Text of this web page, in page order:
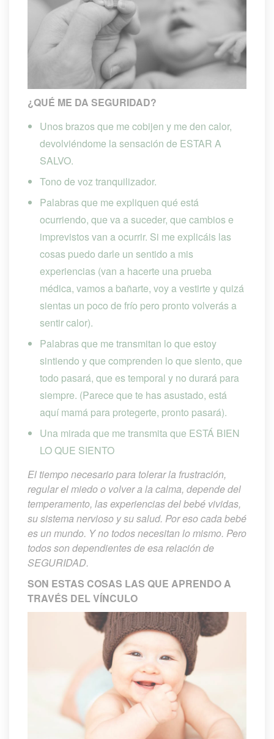
¿QUÉ ME DA SEGURIDAD?
Unos brazos que me cobijen y me den calor,
devolviéndome la sensación de ESTAR A
SALVO.
Tono de voz tranquilizador.
Palabras que me expliquen qué está
ocurriendo, que va a suceder, que cambios e
imprevistos van a ocurrir. Si me explicáis las
cosas puedo darle un sentido a mis
experiencias (van a hacerte una prueba
médica, vamos a bañarte, voy a vestirte y quizá
ientas un poco de frío pero pronto volverás a
entir calor).
Palabras que me transmitan lo que estoy
intiendo y que comprenden lo que siento, que
todo pasará, que es temporal y no durará para
iempre. (Parece que te has asustado, está
aquí mamá para protegerte, pronto pasará).
Una mirada que me transmita que ESTÁ BIEN
LO QUE SIENTO
El tiempo necesario para tolerar la frustración,
regular el miedo o volver a la calma, depende del
temperamento, las experiencias del bebé vividas,
u sistema nervioso y su salud. Por eso cada bebé
es un mundo. Y no todos necesitan lo mismo. Pero
todos son dependientes de esa relación de
SEGURIDAD.
SON ESTAS COSAS LAS QUE APRENDO A
TRAVÉS DEL VÍNCULO